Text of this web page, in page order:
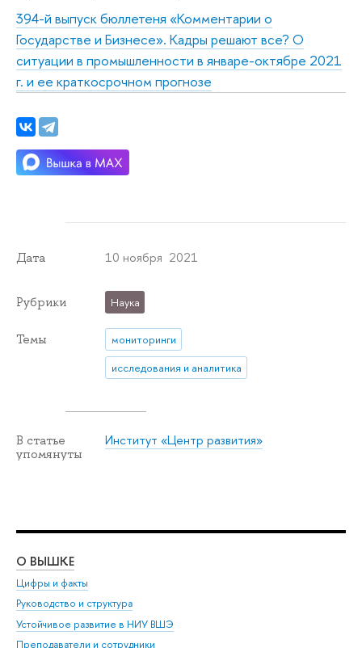
394-й выпуск бюллетеня «Комментарии о
Государстве и Бизнесе». Кадры решают все? О
ситуации в промышленности в январе-октябре 2021
г. и ее краткосрочном прогнозе
Дата 10 ноября 2021
Рубрики Наука
Темы
мониторинги
исследования и аналитика
В статье
упомянуты
Институт «Центр развития»
О ВЫШКЕ
Цифры и факты
Руководство и структура
Устойчивое развитие в НИУ ВШЭ
Преподаватели и сотрудники